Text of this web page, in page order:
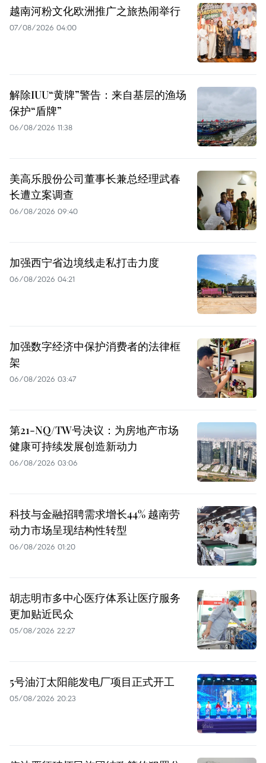
越南河粉文化欧洲推广之旅热闹举行
07/08/2026 04:00
解除IUU“黄牌”警告：来自基层的渔场
保护“盾牌”
06/08/2026 11:38
美高乐股份公司董事长兼总经理武春
长遭立案调查
06/08/2026 09:40
加强西宁省边境线走私打击力度
06/08/2026 04:21
加强数字经济中保护消费者的法律框
架
06/08/2026 03:47
第21-NQ/TW号决议：为房地产市场
健康可持续发展创造新动力
06/08/2026 03:06
科技与金融招聘需求增长44% 越南劳
动力市场呈现结构性转型
06/08/2026 01:20
胡志明市多中心医疗体系让医疗服务
更加贴近民众
05/08/2026 22:27
5号油汀太阳能发电厂项目正式开工
05/08/2026 20:23